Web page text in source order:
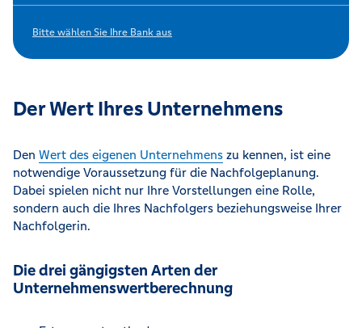
Bitte wählen Sie Ihre Bank aus
Der Wert Ihres Unternehmens
Den Wert des eigenen Unternehmens zu kennen, ist eine
notwendige Voraussetzung für die Nachfolgeplanung.
Dabei spielen nicht nur Ihre Vorstellungen eine Rolle,
sondern auch die Ihres Nachfolgers beziehungsweise Ihrer
Nachfolgerin.
Die drei gängigsten Arten der
Unternehmenswertberechnung